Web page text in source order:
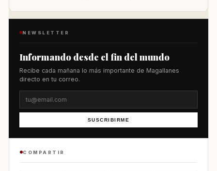
NEWSLETTER
Informando desde el fin del mundo
Recibe cada mañana lo más importante de Magallanes
directo en tu correo.
SUSCRIBIRME
COMPARTIR